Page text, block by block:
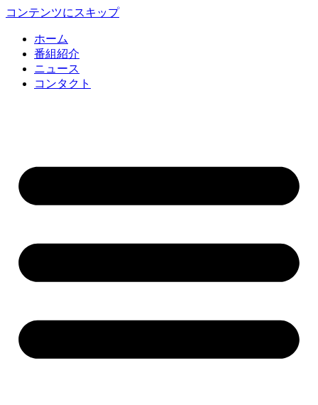
コンテンツにスキップ
ホーム
番組紹介
ニュース
コンタクト